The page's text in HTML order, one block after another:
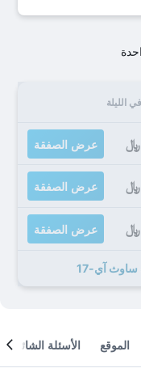
الليلة
عرض الصفقة
عرض الصفقة
عرض الصفقة
الموقع الأسئلة الشائعة